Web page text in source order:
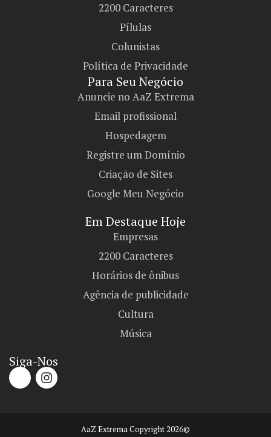
2200 Caracteres
Pílulas
Colunistas
Política de Privacidade
Para Seu Negócio​
Anuncie no AaZ Extrema
Email profissional
Hospedagem
Registre um Domínio
Criação de Sites
Google Meu Negócio
Em Destaque Hoje
Empresas
2200 Caracteres
Horários de ônibus
Agência de publicidade
Cultura
Música
Siga-Nos
AaZ Extrema Copyright 2026©